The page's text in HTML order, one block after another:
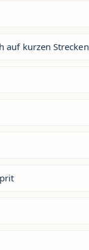
auf kurzen Strecken